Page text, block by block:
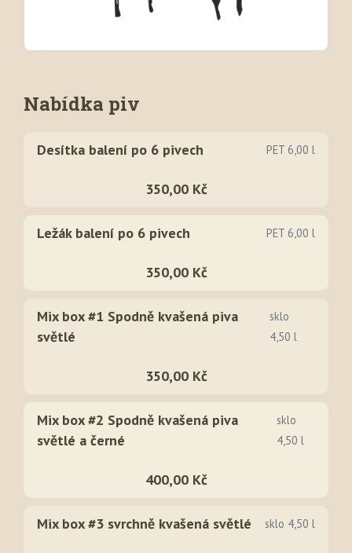
Nabídka piv
Desítka balení po 6 pivech PET 6,00 l
350,00 Kč
Ležák balení po 6 pivech PET 6,00 l
350,00 Kč
Mix box #1 Spodně kvašená piva
světlé
sklo
4,50 l
350,00 Kč
Mix box #2 Spodně kvašená piva
světlé a černé
sklo
4,50 l
400,00 Kč
Mix box #3 svrchně kvašená světlé sklo 4,50 l